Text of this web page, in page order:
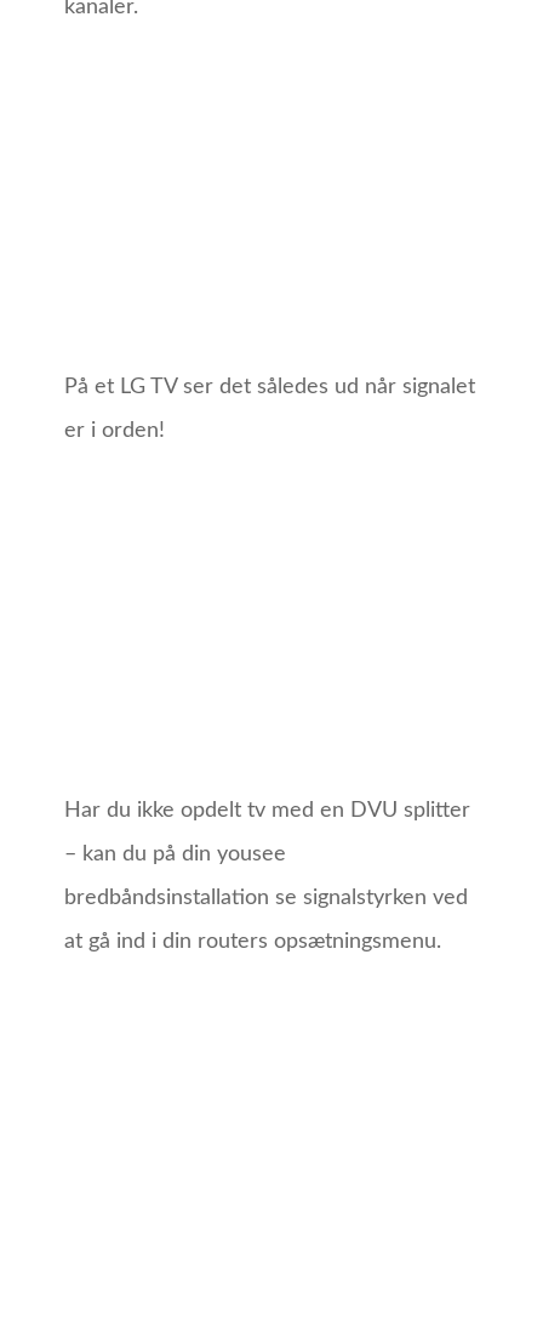
kanaler.
På et LG TV ser det således ud når signalet
er i orden!
Har du ikke opdelt tv med en DVU splitter
– kan du på din yousee
bredbåndsinstallation se signalstyrken ved
at gå ind i din routers opsætningsmenu.